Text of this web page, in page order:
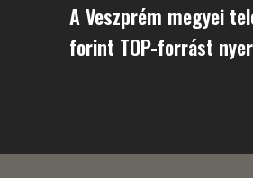
A Veszprém megyei
forint TOP-forrást